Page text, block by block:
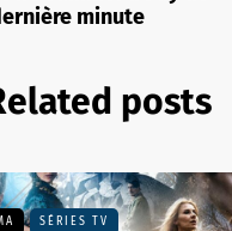
minute
posts
SÉRIES TV